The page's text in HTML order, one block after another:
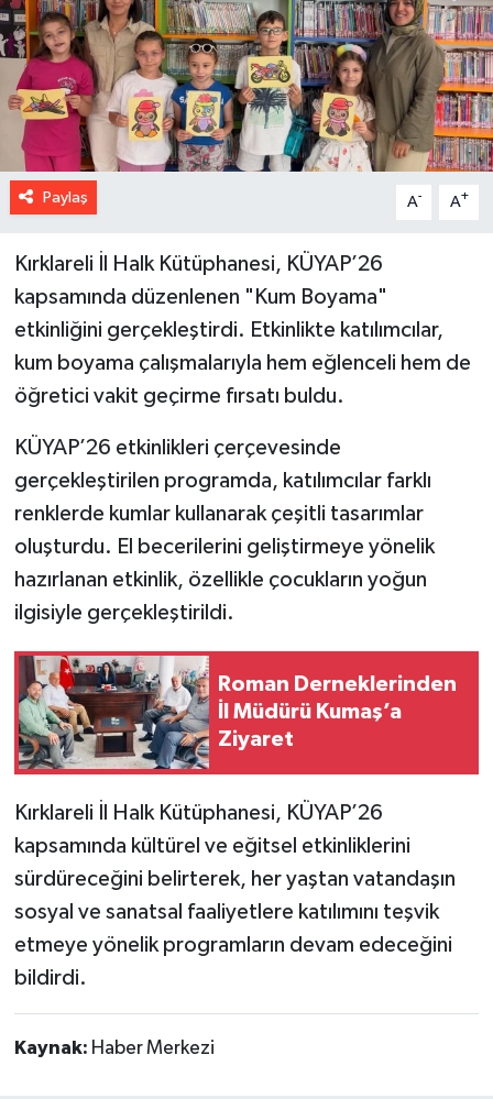
Paylaş A- A+
Kırklareli İl Halk Kütüphanesi, KÜYAP’26
kapsamında düzenlenen "Kum Boyama"
etkinliğini gerçekleştirdi. Etkinlikte katılımcılar,
kum boyama çalışmalarıyla hem eğlenceli hem de
öğretici vakit geçirme fırsatı buldu.
KÜYAP’26 etkinlikleri çerçevesinde
gerçekleştirilen programda, katılımcılar farklı
renklerde kumlar kullanarak çeşitli tasarımlar
oluşturdu. El becerilerini geliştirmeye yönelik
hazırlanan etkinlik, özellikle çocukların yoğun
ilgisiyle gerçekleştirildi.
Roman Derneklerinden
İl Müdürü Kumaş’a
Ziyaret
Kırklareli İl Halk Kütüphanesi, KÜYAP’26
kapsamında kültürel ve eğitsel etkinliklerini
sürdüreceğini belirterek, her yaştan vatandaşın
sosyal ve sanatsal faaliyetlere katılımını teşvik
etmeye yönelik programların devam edeceğini
bildirdi.
Kaynak: Haber Merkezi